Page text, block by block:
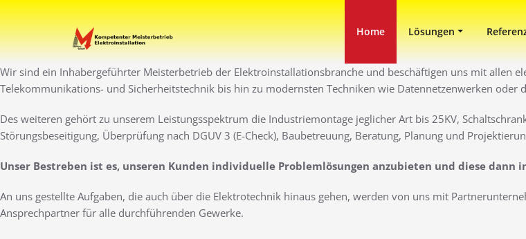
Zum
Inhalt
springen
Elektro Martini
Ihr Elektro-Dienstleister in DuisburgHome Lösungen
Wir sind ein Inhabergeführter Meisterbetrieb der Elektroinstallationsbranche und beschäftigen uns mit allen
Telekommunikations- und Sicherheitstechnik bis hin zu modernsten Techniken wie Datennetzenwerken oder
Des weiteren gehört zu unserem Leistungsspektrum die Industriemontage jeglicher Art bis 25KV,
Störungsbeseitigung, Überprüfung nach DGUV 3 (E-Check), Baubetreuung, Beratung, Planung und
Unser Bestreben ist es, unseren Kunden individuelle Problemlösungen anzubieten und diese dann
An uns gestellte Aufgaben, die auch über die Elektrotechnik hinaus gehen, werden von uns mit
Ansprechpartner für alle durchführenden Gewerke.